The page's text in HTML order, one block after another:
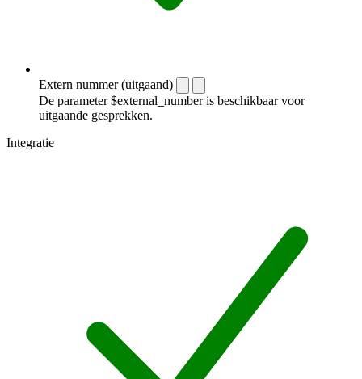
Extern nummer (uitgaand)
De parameter $external_number is beschikbaar voor
uitgaande gesprekken.
Integratie